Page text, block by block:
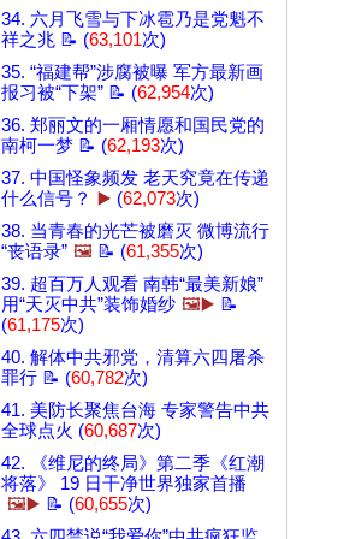
34. 六月飞雪与下冰雹乃是党魁不
祥之兆 📝 (63,101次)
35. “福建帮”涉腐被曝 军方最新画
报习被“下架” 📝 (62,954次)
36. 郑丽文的一厢情愿和国民党的
南柯一梦 📝 (62,193次)
37. 中国怪象频发 老天究竟在传递
什么信号？
▶️ (62,073次)
38. 当青春的光芒被磨灭 微博流行
“丧语录” 🖼️ 📝 (61,355次)
39. 超百万人观看 南韩“最美新娘”
用“天灭中共”装饰婚纱 🖼️▶️ 📝
(61,175次)
40. 解体中共邪党，清算六四屠杀
罪行 📝 (60,782次)
41. 美防长聚焦台海 专家警告中共
全球点火 (60,687次)
42. 《维尼的终局》第二季《红潮
将落》 19 日干净世界独家首播
🖼️▶️ 📝 (60,655次)